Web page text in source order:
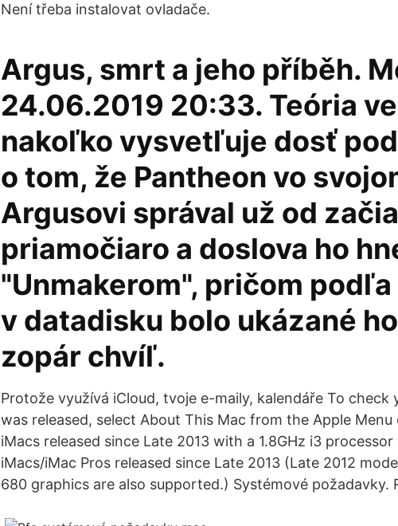
Není třeba instalovat ovladače.
Argus, smrt a jeho příběh.
24.06.2019 20:33. Teória
nakoľko vysvetľuje dosť
o tom, že Pantheon vo
Argusovi správal už od
priamočiaro a doslova ho
"Unmakerom", pričom
v datadisku bolo ukázané
zopár chvíľ.
Protože využívá iCloud, tvoje e-maily, kalendáře To check
was released, select About This Mac from the Apple Menu
iMacs released since Late 2013 with a 1.8GHz i3
iMacs/iMac Pros released since Late 2013 (Late 2012
680 graphics are also supported.) Systémové požadavky.